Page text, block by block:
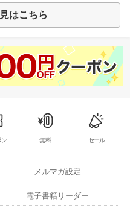
はこちら
ン 無料 セール
メルマガ設定
電子書籍リーダー